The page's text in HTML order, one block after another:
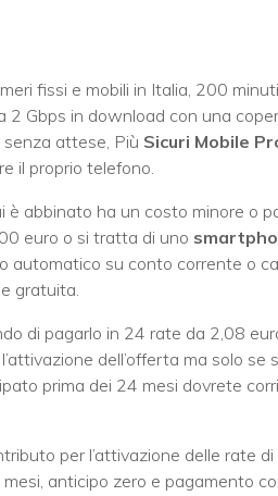
fissi e mobili in Italia, 200
2 Gbps in download con una
attese, Più Sicuri Mobile
il proprio telefono.
è abbinato ha un costo minore o
euro o si tratta di uno
automatico su conto corrente o
gratuita.
di pagarlo in 24 rate da 2,08
dell’offerta ma solo se
prima dei 24 mesi dovrete
per l’attivazione delle rate di
anticipo zero e pagamento